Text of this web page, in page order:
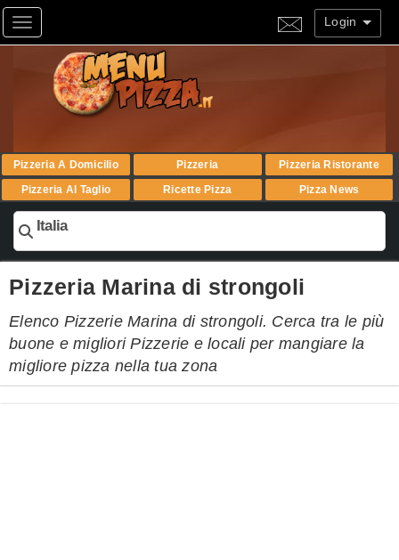
Toggle navigation Login
Pizzeria A Domicilio Pizzeria
Pizzeria Ristorante
Pizzeria Al Taglio
Ricette Pizza Pizza News
Italia
Pizzeria Marina di strongoli
Elenco Pizzerie Marina di strongoli. Cerca tra le più
buone e migliori Pizzerie e locali per mangiare la
migliore pizza nella tua zona